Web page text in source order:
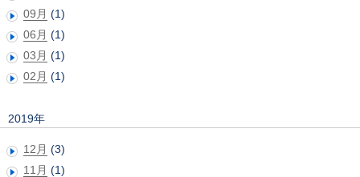
09月 (1)
06月 (1)
03月 (1)
02月 (1)
2019年
12月 (3)
11月 (1)